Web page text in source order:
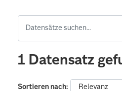
1 Datensatz
Sortieren nach